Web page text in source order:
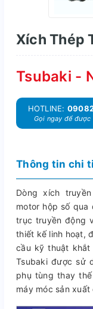
Xích Thép
Tsubaki -
HOTLINE:
Gọi ngay để được
Thông tin chi
Dòng xích
motor hộp số
trục truyền động
thiết kế linh hoạt,
cầu kỹ thuật khắt
Tsubaki được sử
phụ tùng thay
máy móc sản